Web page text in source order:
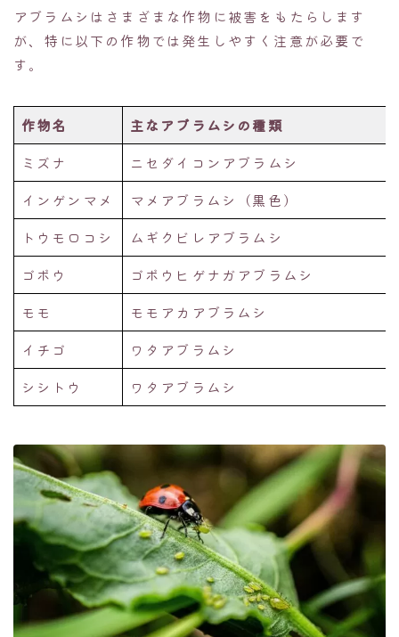
アブラムシはさまざまな作物に被害をもたらします
が、特に以下の作物では発生しやすく注意が必要で
す。
作物名 主なアブラムシの種類
ミズナ
ニセダイコンアブラムシ
インゲンマメ
マメアブラムシ（黒色）
トウモロコシ
ムギクビレアブラムシ
ゴボウ
ゴボウヒゲナガアブラムシ
モモ
モモアカアブラムシ
イチゴ
ワタアブラムシ
シシトウ
ワタアブラムシ